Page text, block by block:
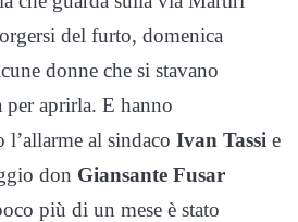
del furto, domenica
donne che si stavano
per aprirla. E hanno
l’allarme al sindaco Ivan Tassi e
don Giansante Fusar
più di un mese è stato